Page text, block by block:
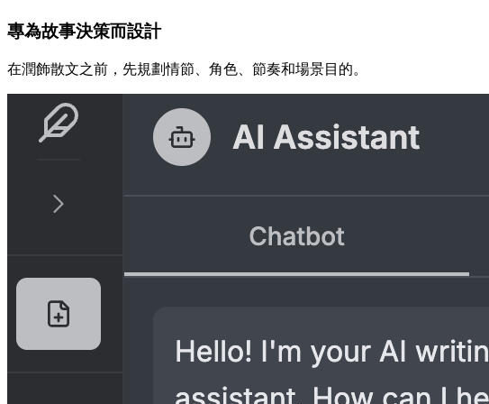
專為故事決策而設計
在潤飾散文之前，先規劃情節、角色、節奏和場景目的。